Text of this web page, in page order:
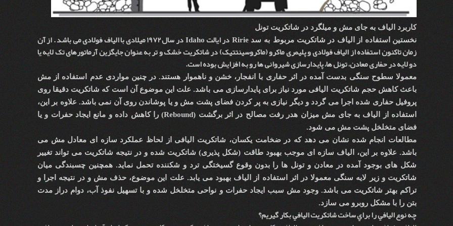
کاربرد الیاف به جای مش و میلگرد در شاتکریت تونل
نخستین استفاده از الیاف در شاتکریت مربوط به سدRirieدر ایالتIdaho
در سال 1972 میلادی با الیاف فولادی می باشد . از آن
زمان تاکنون استفاده از الیاف فولادی و پلیمری ماکرو (ماکروسینتتیک) در شاتکریت خشک و تر به عنوان جایگزین آرماتورهای تک لایه یا
دو لایه در حفاری معادن، تونل ها، پایدارسازی شیروانی ها رو به افزایش بوده است.
معمولا سطوح سنگی بدست آمده در اثر حفاری با انفجار، خشن و ناهموار هستند. در چنین مواردی عدم استفاده از مش
باعث کاهش حجم شاتکریت الیافی مورد نیاز برای پایدارسازی می باشد. علت این موضوع آن است که شاتکریت دقیقا روی
پروفیل حفاری شده اجرا می گردد و دیگر نیازی به پر کردن فضای پشت مش و یا پوشاندن روی آن نمی باشد. علاوه بر این،
استفاده از الیاف به جای مش میزان هدر رفت مصالح در اثر برگشت (Rebound) را کاهش داده و مانع ایجاد حفرات و یا
فضای متخلخل پشت مش می شود.
مطالعات انجام شده نشان می دهد که در ضخامت یکسان، شاتکریت الیافی از لحاظ عملکرد سازه ای معادل مش می
باشد. علاوه بر این، الیاف سازه ای موجب بهبود طاقت (شکل پذیری) شاتکریت شده و در نتیجه شاتکریت می تواند تغییر
شکل های بوجود آمده در معادن و تونل ها را بدون وقوع گسیختگی ترد و شکننده تحمل نماید. همچنین چسبندگی میان
شاتکریت و زیر لایه سنگی معمولا در اثر استفاده از الیاف بهبود می یابد. علت این موضوع، حذف مش و در نتیجه اجرا و
تراکم بهتر شاتکریت می باشد. وجود مش سبب ایجاد حفرات و نواحی متخلخل شده و با تسهیل نفوذ آب، دوام دراز مدت
بتن را با مشکل روبرو می سازد.
چه نوع اليافي را براي ساخت شاتكريت اليافي بكار گيريم؟